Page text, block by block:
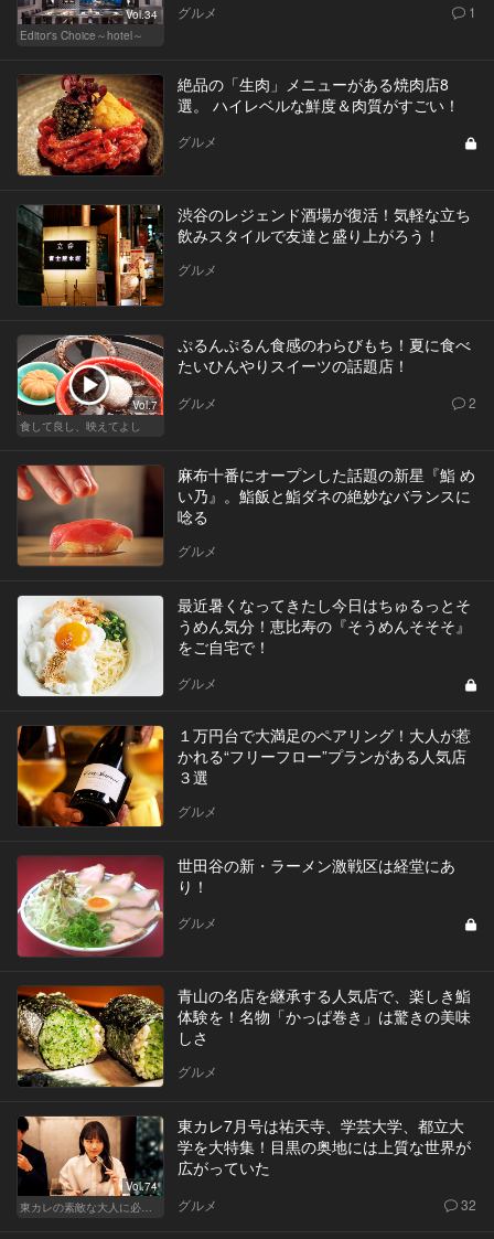
Vol.34
Editor's Choice～hotel～
グルメ 1
絶品の「生肉」メニューがある焼肉店8
選。 ハイレベルな鮮度＆肉質がすごい！
グルメ
渋谷のレジェンド酒場が復活！気軽な立ち
飲みスタイルで友達と盛り上がろう！
グルメ
Vol.7
食して良し、映えてよし
ぷるんぷるん食感のわらびもち！夏に食べ
たいひんやりスイーツの話題店！
グルメ 2
麻布十番にオープンした話題の新星『鮨 め
い乃』。鮨飯と鮨ダネの絶妙なバランスに
唸る
グルメ
最近暑くなってきたし今日はちゅるっとそ
うめん気分！恵比寿の『そうめんそそそ』
をご自宅で！
グルメ
１万円台で大満足のペアリング！大人が惹
かれる“フリーフロー”プランがある人気店
３選
グルメ
世田谷の新・ラーメン激戦区は経堂にあ
り！
グルメ
青山の名店を継承する人気店で、楽しき鮨
体験を！名物「かっぱ巻き」は驚きの美味
しさ
グルメ
Vol.74
東カレの素敵な大人に必要なこと
東カレ7月号は祐天寺、学芸大学、都立大
学を大特集！目黒の奥地には上質な世界が
広がっていた
グルメ 32